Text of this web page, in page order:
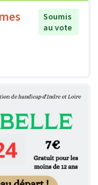
Soumis
au vote